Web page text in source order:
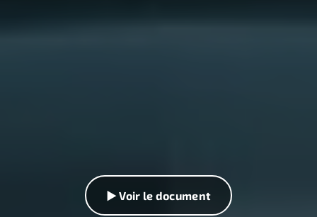
▶ Voir le document